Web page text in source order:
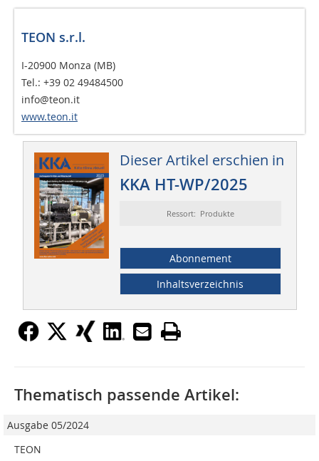
TEON s.r.l.
I-20900 Monza (MB)
Tel.: +39 02 49484500
info@teon.it
www.teon.it
Dieser Artikel erschien in
KKA HT-WP/2025
Ressort: Produkte
Abonnement
Inhaltsverzeichnis
Thematisch passende Artikel:
Ausgabe 05/2024
TEON